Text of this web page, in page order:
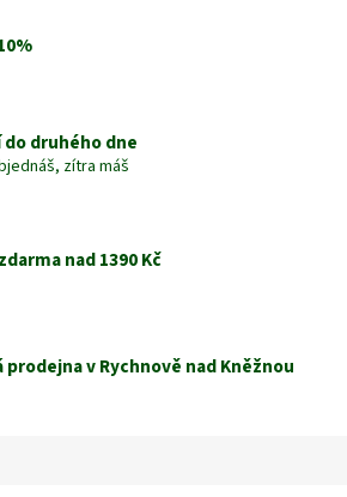
druhého dne
zítra máš
nad 1390 Kč
prodejna v Rychnově nad Kněžnou